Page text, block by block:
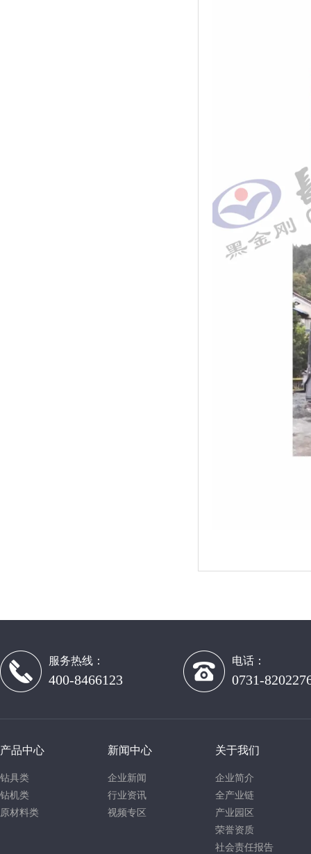
服务热线：
400-8466123
电话：
0731-
产品中心
钻具类
钻机类
原材料类
新闻中心
企业新闻
行业资讯
视频专区
关于我们
企业简介
全产业链
产业园区
荣誉资质
社会责任报告